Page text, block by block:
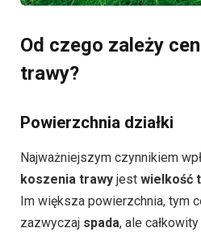
Od czego zależy
trawy?
Powierzchnia działki
Najważniejszym czynnikiem
koszenia trawy jest wielkość
Im większa powierzchnia, tym
zazwyczaj spada, ale